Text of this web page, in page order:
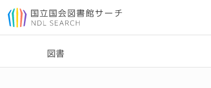
本文へ移動
図書